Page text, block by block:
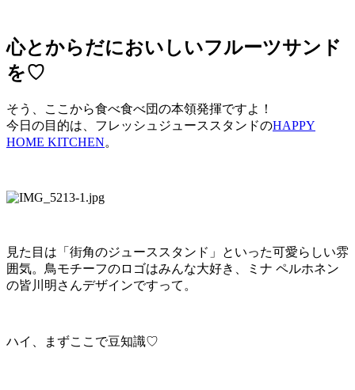
心とからだにおいしいフルーツサンド
を♡
そう、ここから食べ食べ団の本領発揮ですよ！
今日の目的は、フレッシュジューススタンドのHAPPY
HOME KITCHEN。
見た目は「街角のジューススタンド」といった可愛らしい雰
囲気。鳥モチーフのロゴはみんな大好き、ミナ ペルホネン
の皆川明さんデザインですって。
ハイ、まずここで豆知識♡